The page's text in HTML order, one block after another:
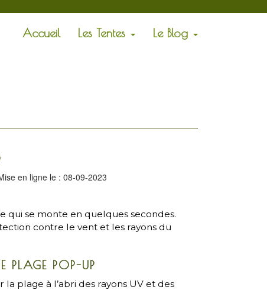
Accueil Les Tentes Le Blog
en ligne le : 08-09-2023
qui se monte en quelques secondes.
contre le vent et les rayons du
PLAGE POP-UP
plage à l’abri des rayons UV et des